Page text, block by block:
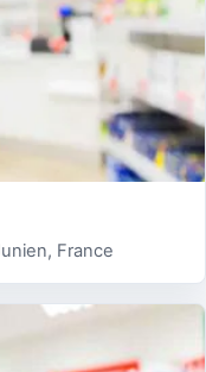
France